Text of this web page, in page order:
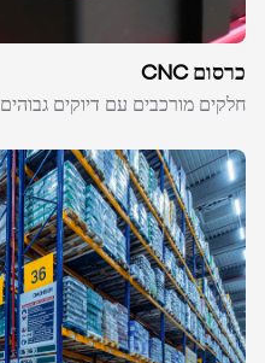
כרסום CNC
חלקים מורכבים עם דיוקים גבוהים